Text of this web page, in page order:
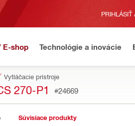
PRIHLÁSIŤ
E-shop Technológie a inovácie
Vytláčacie prístroje
270-P1 #24669
Súvisiace produkty